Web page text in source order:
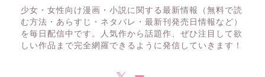
少女・女性向け漫画・小説に関する最新情報（無料で読
む方法・あらすじ・ネタバレ・最新刊発売日情報など）
を毎日配信中です。人気作から話題作、ぜひ注目して欲
しい作品まで完全網羅できるように発信していきます！